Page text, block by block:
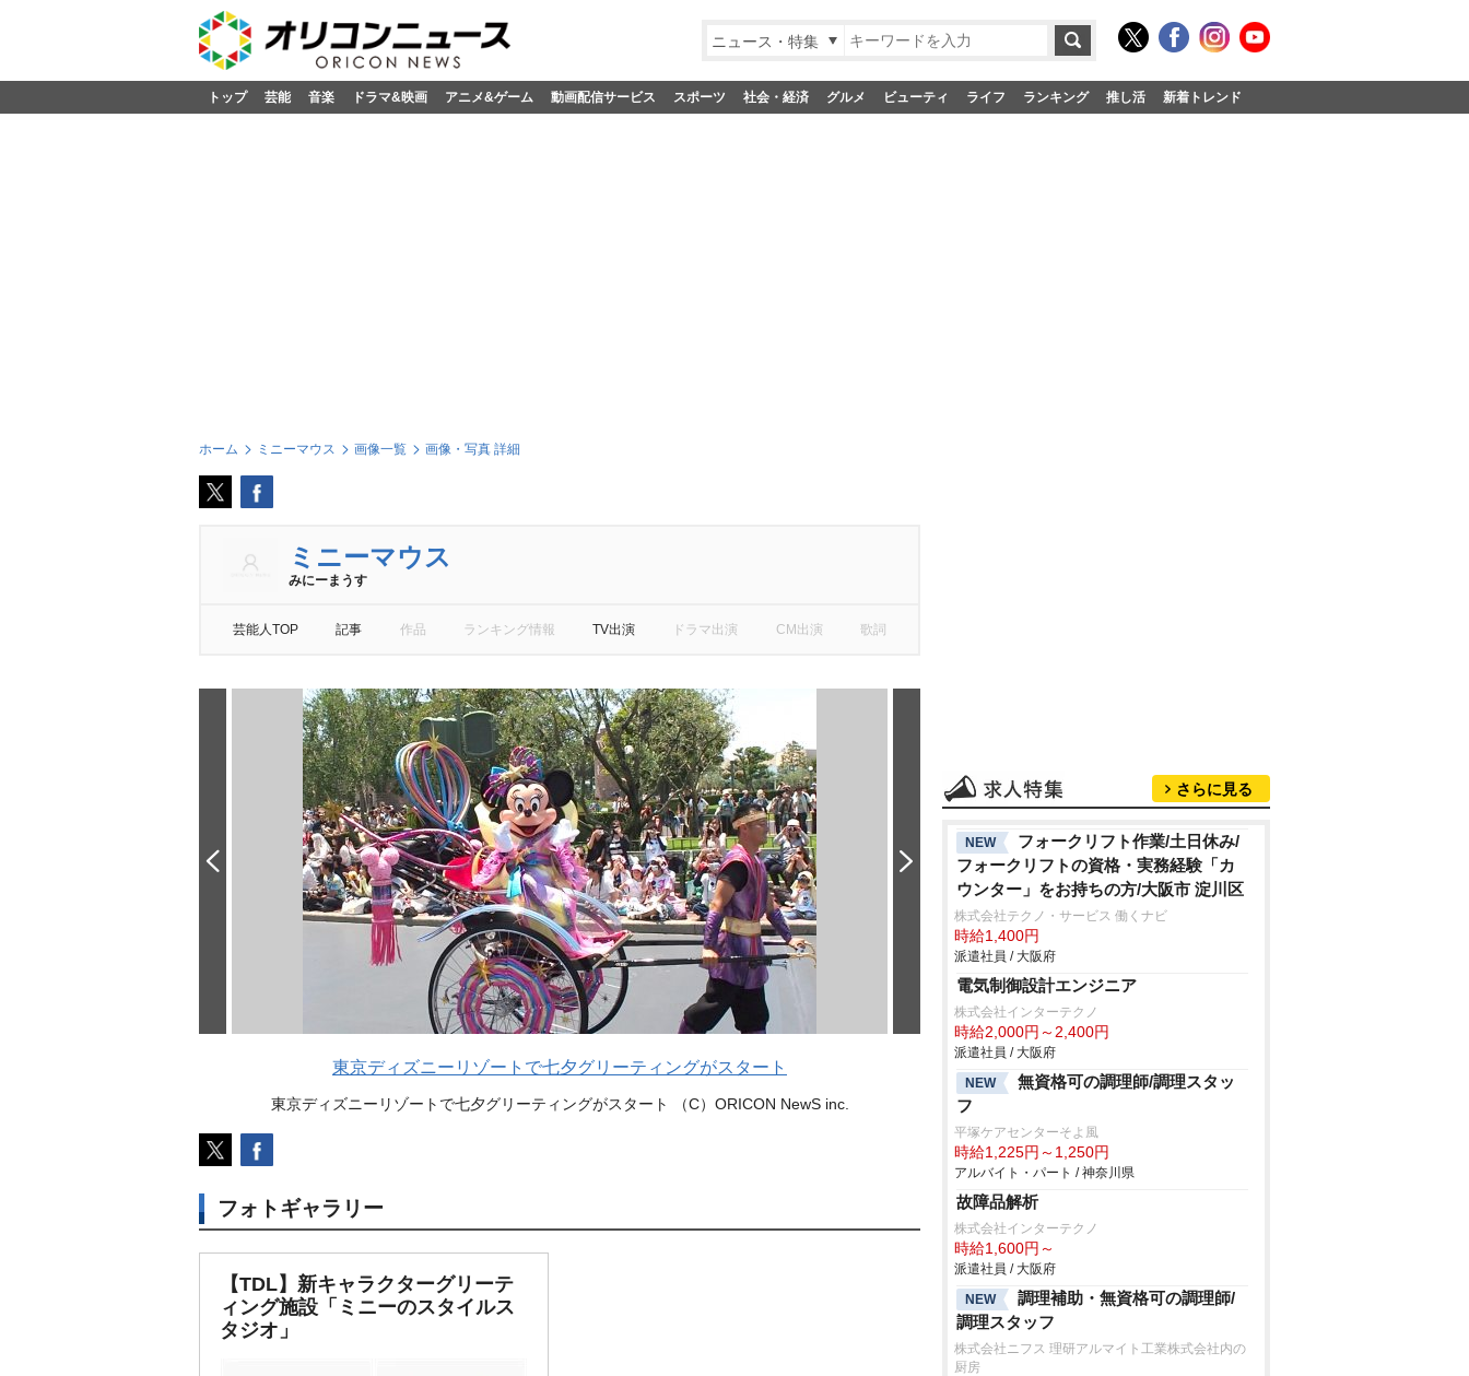
ニュース・特集
トップ 芸能 音楽 ドラマ&映画 アニメ&ゲーム 動画配信サービス スポーツ 社会・経済 グルメ ビューティ ライフ ランキング 推し活 新着トレンド
ホーム ミニーマウス 画像一覧 画像・写真 詳細
ミニーマウス
みにーまうす
芸能人TOP 記事 作品 ランキング情報 TV出演 ドラマ出演 CM出演 歌詞
東京ディズニーリゾートで七夕グリーティングがスタート
東京ディズニーリゾートで七夕グリーティングがスタート （C）ORICON NewS inc.
フォトギャラリー
【TDL】新キャラクターグリーテ
ィング施設「ミニーのスタイルス
タジオ」
さらに見る
NEW
フォークリフト作業/土日休み/
フォークリフトの資格・実務経験「カ
ウンター」をお持ちの方/大阪市 淀川区
株式会社テクノ・サービス 働くナビ
時給1,400円
派遣社員 / 大阪府
電気制御設計エンジニア
株式会社インターテクノ
時給2,000円～2,400円
派遣社員 / 大阪府
NEW
無資格可の調理師/調理スタッ
フ
平塚ケアセンターそよ風
時給1,225円～1,250円
アルバイト・パート / 神奈川県
故障品解析
株式会社インターテクノ
時給1,600円～
派遣社員 / 大阪府
NEW
調理補助・無資格可の調理師/
調理スタッフ
株式会社ニフス 理研アルマイト工業株式会社内の
厨房